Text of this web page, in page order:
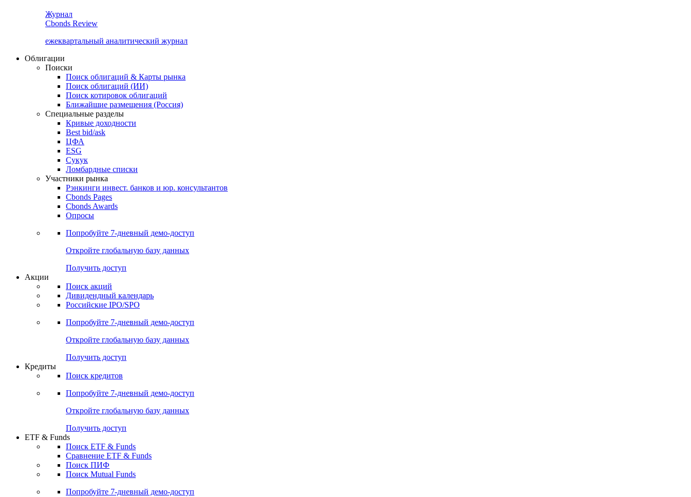
Журнал
Cbonds Review
ежеквартальный аналитический журнал
Облигации
Поиски
Поиск облигаций & Карты рынка
Поиск облигаций (ИИ)
Поиск котировок облигаций
Ближайшие размещения (Россия)
Специальные разделы
Кривые доходности
Best bid/ask
ЦФА
ESG
Сукук
Ломбардные списки
Участники рынка
Рэнкинги инвест. банков и юр. консультантов
Cbonds Pages
Cbonds Awards
Опросы
Попробуйте 7-дневный демо-доступ
Откройте глобальную базу данных
Получить доступ
Акции
Поиск акций
Дивидендный календарь
Российские IPO/SPO
Попробуйте 7-дневный демо-доступ
Откройте глобальную базу данных
Получить доступ
Кредиты
Поиск кредитов
Попробуйте 7-дневный демо-доступ
Откройте глобальную базу данных
Получить доступ
ETF & Funds
Поиск ETF & Funds
Сравнение ETF & Funds
Поиск ПИФ
Поиск Mutual Funds
Попробуйте 7-дневный демо-доступ